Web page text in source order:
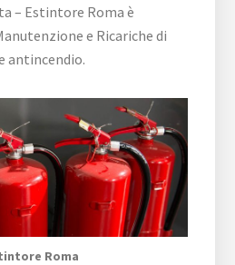
– Estintore Roma è
e Ricariche di
antincendio.
Roma